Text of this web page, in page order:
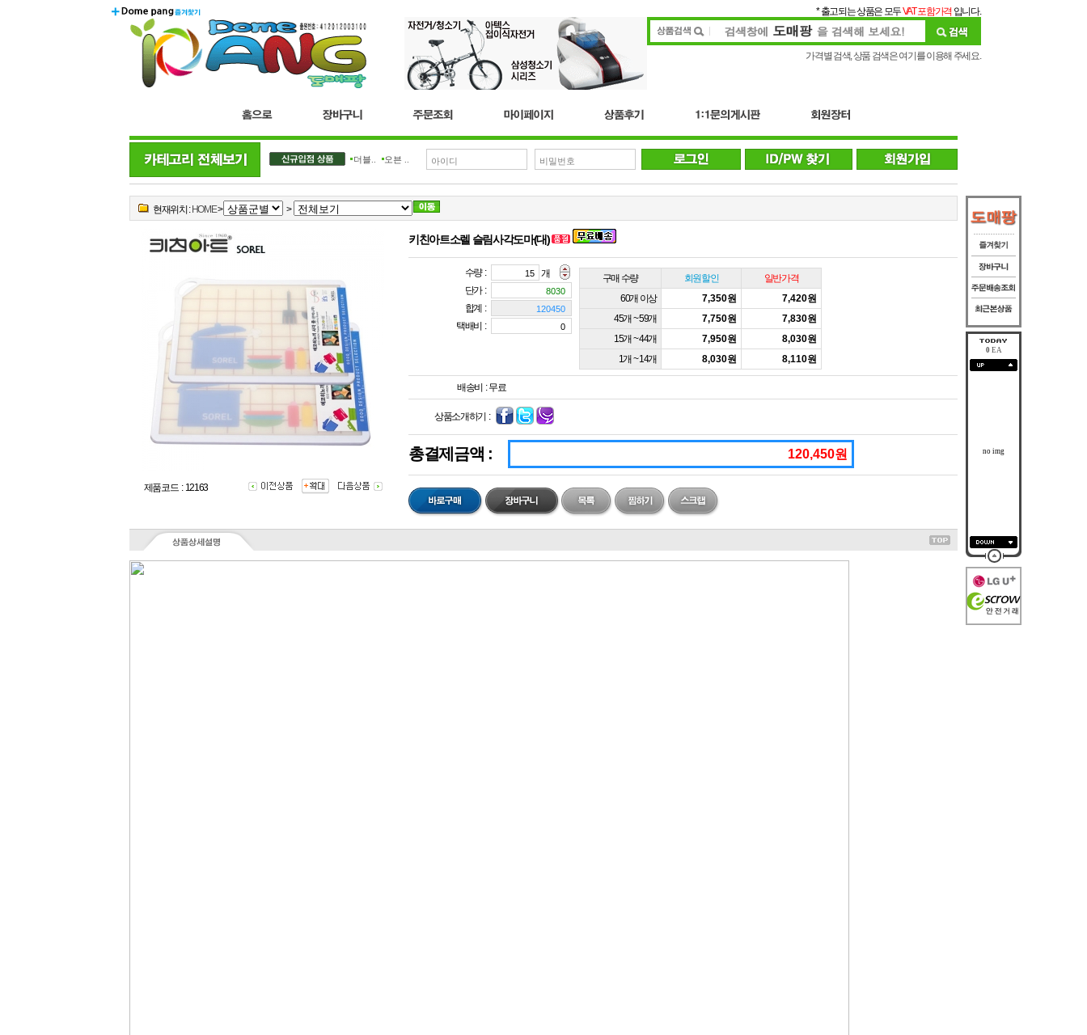
* 출고되는 상품은 모두VAT 포함가격 입니다.
가격별 검색, 상품 검색은 여기를 이용해 주세요.
더블.. 오븐 ..
현재위치 : HOME> >
제품코드 : 12163
키친아트소렐 슬림사각도마(대)
수량 :
개
단가 :
합계 :
택배비 :
구매 수량 회원할인
일반가격
60개 이상
7,350원
7,420원
45개 ~ 59개
7,750원
7,830원
15개 ~ 44개
7,950원
8,030원
1개 ~ 14개
8,030원 8,110원
배송비 : 무료
상품소개하기 :
총결제금액 : 120,450원
0EA
no img